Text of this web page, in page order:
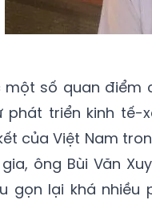
một số quan điểm
phát triển kinh tế-
của Việt Nam
ông Bùi Văn
gọn lại khá nhiều